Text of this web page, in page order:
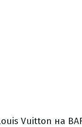
Vuitton на